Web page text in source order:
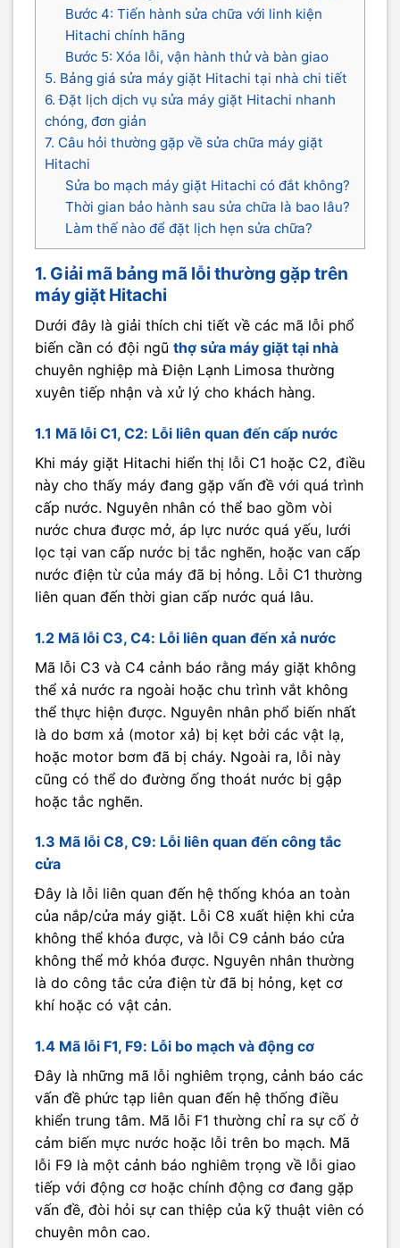
Bước 4: Tiến hành sửa chữa với linh kiện
Hitachi chính hãng
Bước 5: Xóa lỗi, vận hành thử và bàn giao
5. Bảng giá sửa máy giặt Hitachi tại nhà chi tiết
6. Đặt lịch dịch vụ sửa máy giặt Hitachi nhanh
chóng, đơn giản
7. Câu hỏi thường gặp về sửa chữa máy giặt
Hitachi
Sửa bo mạch máy giặt Hitachi có đắt không?
Thời gian bảo hành sau sửa chữa là bao lâu?
Làm thế nào để đặt lịch hẹn sửa chữa?
1. Giải mã bảng mã lỗi thường gặp trên
máy giặt Hitachi
Dưới đây là giải thích chi tiết về các mã lỗi phổ
biến cần có đội ngũ thợ sửa máy giặt tại nhà
chuyên nghiệp mà Điện Lạnh Limosa thường
xuyên tiếp nhận và xử lý cho khách hàng.
1.1 Mã lỗi C1, C2: Lỗi liên quan đến cấp nước
Khi máy giặt Hitachi hiển thị lỗi C1 hoặc C2, điều
này cho thấy máy đang gặp vấn đề với quá trình
cấp nước. Nguyên nhân có thể bao gồm vòi
nước chưa được mở, áp lực nước quá yếu, lưới
lọc tại van cấp nước bị tắc nghẽn, hoặc van cấp
nước điện từ của máy đã bị hỏng. Lỗi C1 thường
liên quan đến thời gian cấp nước quá lâu.
1.2 Mã lỗi C3, C4: Lỗi liên quan đến xả nước
Mã lỗi C3 và C4 cảnh báo rằng máy giặt không
thể xả nước ra ngoài hoặc chu trình vắt không
thể thực hiện được. Nguyên nhân phổ biến nhất
là do bơm xả (motor xả) bị kẹt bởi các vật lạ,
hoặc motor bơm đã bị cháy. Ngoài ra, lỗi này
cũng có thể do đường ống thoát nước bị gập
hoặc tắc nghẽn.
1.3 Mã lỗi C8, C9: Lỗi liên quan đến công tắc
cửa
Đây là lỗi liên quan đến hệ thống khóa an toàn
của nắp/cửa máy giặt. Lỗi C8 xuất hiện khi cửa
không thể khóa được, và lỗi C9 cảnh báo cửa
không thể mở khóa được. Nguyên nhân thường
là do công tắc cửa điện từ đã bị hỏng, kẹt cơ
khí hoặc có vật cản.
1.4 Mã lỗi F1, F9: Lỗi bo mạch và động cơ
Đây là những mã lỗi nghiêm trọng, cảnh báo các
vấn đề phức tạp liên quan đến hệ thống điều
khiển trung tâm. Mã lỗi F1 thường chỉ ra sự cố ở
cảm biến mực nước hoặc lỗi trên bo mạch. Mã
lỗi F9 là một cảnh báo nghiêm trọng về lỗi giao
tiếp với động cơ hoặc chính động cơ đang gặp
vấn đề, đòi hỏi sự can thiệp của kỹ thuật viên có
chuyên môn cao.